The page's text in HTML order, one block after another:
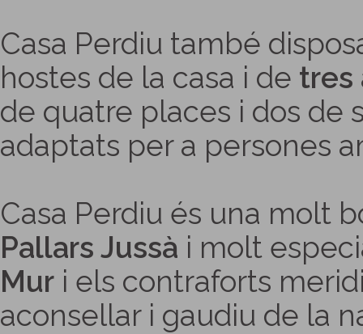
Casa Perdiu també
hostes de la casa i de tres
de quatre places i dos de
adaptats per a persones
Casa Perdiu és una molt
Pallars Jussà i molt
Mur i els contraforts
aconsellar i gaudiu de la